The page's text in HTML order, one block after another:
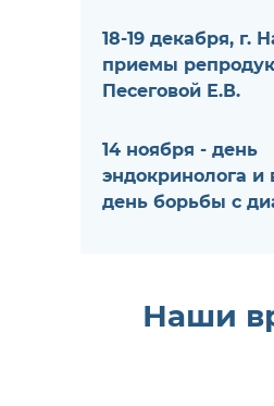
18-19 декабря, г.
приемы
Песеговой Е.В.
14 ноября - день
эндокринолога
день борьбы с
Наши